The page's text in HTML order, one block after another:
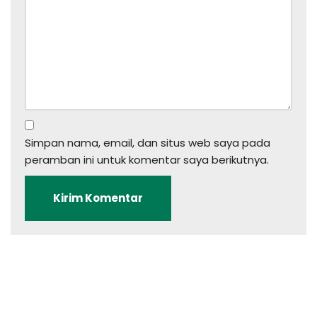
Simpan nama, email, dan situs web saya pada
peramban ini untuk komentar saya berikutnya.